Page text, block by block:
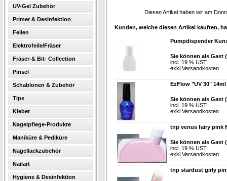
UV-Gel Zubehör
Primer & Desinfektion
Feilen
Elektrofeile/Fräser
Fräser-& Bit- Collection
Pinsel
Schablonen & Zubehör
Tips
Kleber
Nagelpflege-Produkte
Maniküre & Pediküre
Nagellackzubehör
Nailart
Hygiene & Desinfektion
Diesen Artikel haben wir am
Kunden, welche diesen Artikel kauften,
Pumpdispender
Sie können als Gast
incl. 19 % UST
exkl. Versandkosten
EzFlow "UV 30" 14ml
Sie können als Gast
incl. 19 % UST
exkl. Versandkosten
tnp venus fairy pink
Sie können als Gast
incl. 19 % UST
exkl. Versandkosten
tnp stardust girly